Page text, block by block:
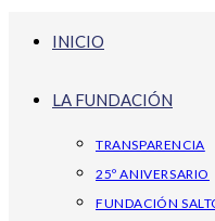
INICIO
LA FUNDACIÓN
TRANSPARENCIA
25º ANIVERSARIO
FUNDACIÓN